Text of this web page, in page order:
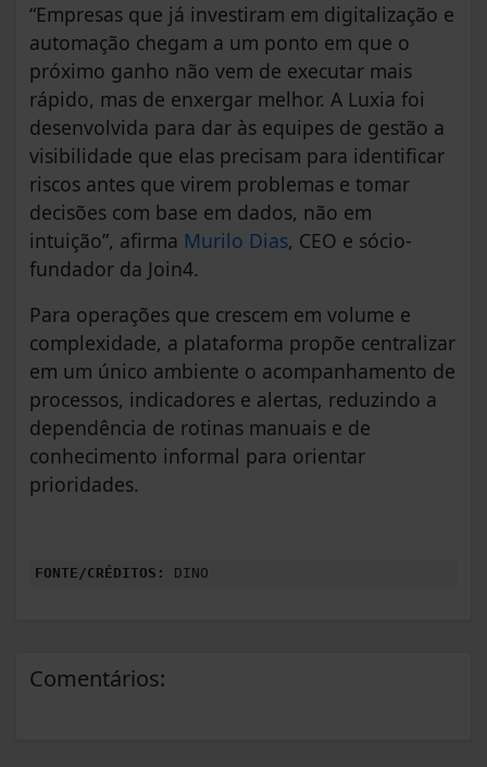
“Empresas que já investiram em digitalização e
automação chegam a um ponto em que o
próximo ganho não vem de executar mais
rápido, mas de enxergar melhor. A Luxia foi
desenvolvida para dar às equipes de gestão a
visibilidade que elas precisam para identificar
riscos antes que virem problemas e tomar
decisões com base em dados, não em
intuição”, afirma Murilo Dias, CEO e sócio-
fundador da Join4.
Para operações que crescem em volume e
complexidade, a plataforma propõe centralizar
em um único ambiente o acompanhamento de
processos, indicadores e alertas, reduzindo a
dependência de rotinas manuais e de
conhecimento informal para orientar
prioridades.
FONTE/CRÉDITOS: DINO
Comentários: